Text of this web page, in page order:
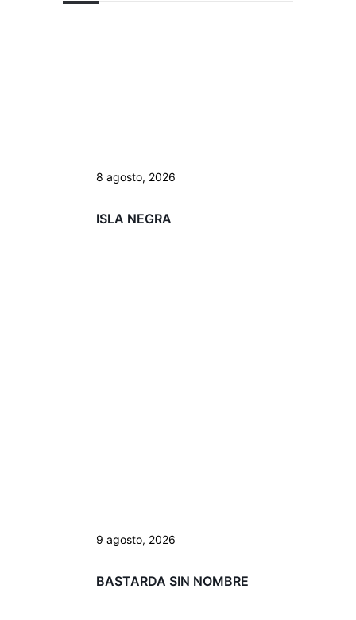
8 agosto, 2026
ISLA NEGRA
9 agosto, 2026
BASTARDA SIN NOMBRE